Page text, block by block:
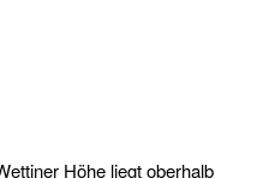
Höhe liegt oberhalb